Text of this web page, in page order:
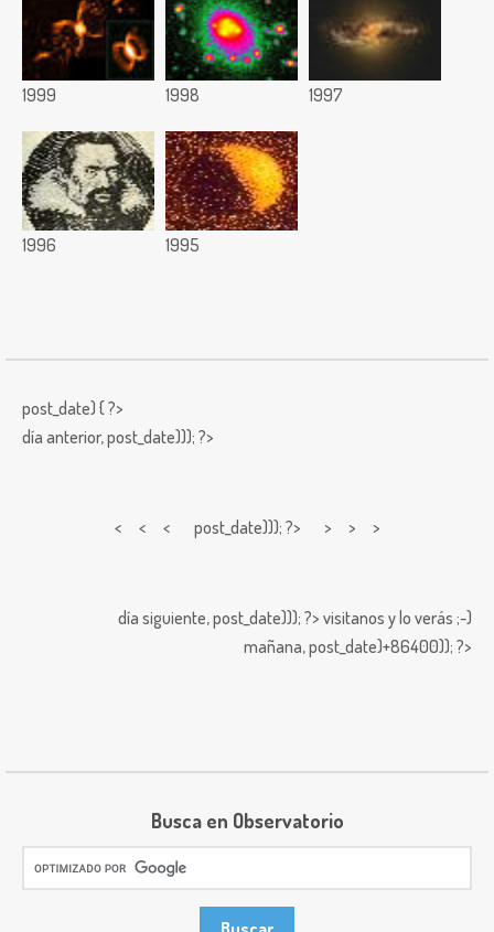
1999 1998 1997
1996 1995
post_date) { ?>
día anterior,post_date))); ?>
< < < post_date))); ?> > > >
día siguiente,post_date))); ?> visitanos y lo verás ;-)
mañana,post_date)+86400)); ?>
Busca en Observatorio